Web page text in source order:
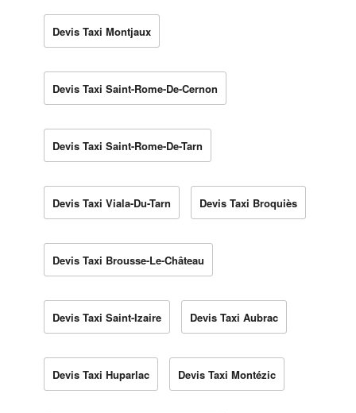
Devis Taxi Montjaux
Devis Taxi Saint-Rome-De-Cernon
Devis Taxi Saint-Rome-De-Tarn
Devis Taxi Viala-Du-Tarn Devis Taxi Broquiès
Devis Taxi Brousse-Le-Château
Devis Taxi Saint-Izaire Devis Taxi Aubrac
Devis Taxi Huparlac Devis Taxi Montézic